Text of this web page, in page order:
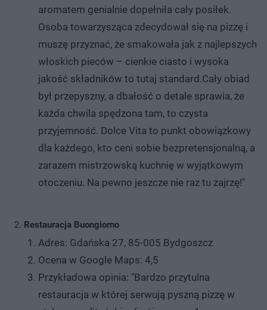
aromatem genialnie dopełniła cały posiłek.
Osoba towarzysząca zdecydował się na pizzę i
muszę przyznać, że smakowała jak z najlepszych
włoskich pieców – cienkie ciasto i wysoka
jakość składników to tutaj standard.Cały obiad
był przepyszny, a dbałość o detale sprawia, że
każda chwila spędzona tam, to czysta
przyjemność. Dolce Vita to punkt obowiązkowy
dla każdego, kto ceni sobie bezpretensjonalną, a
zarazem mistrzowską kuchnię w wyjątkowym
otoczeniu. Na pewno jeszcze nie raz tu zajrzę!"
Restauracja Buongiorno
Adres: Gdańska 27, 85-005 Bydgoszcz
Ocena w Google Maps: 4,5
Przykładowa opinia: "Bardzo przytulna
restauracja w której serwują pyszną pizzę w